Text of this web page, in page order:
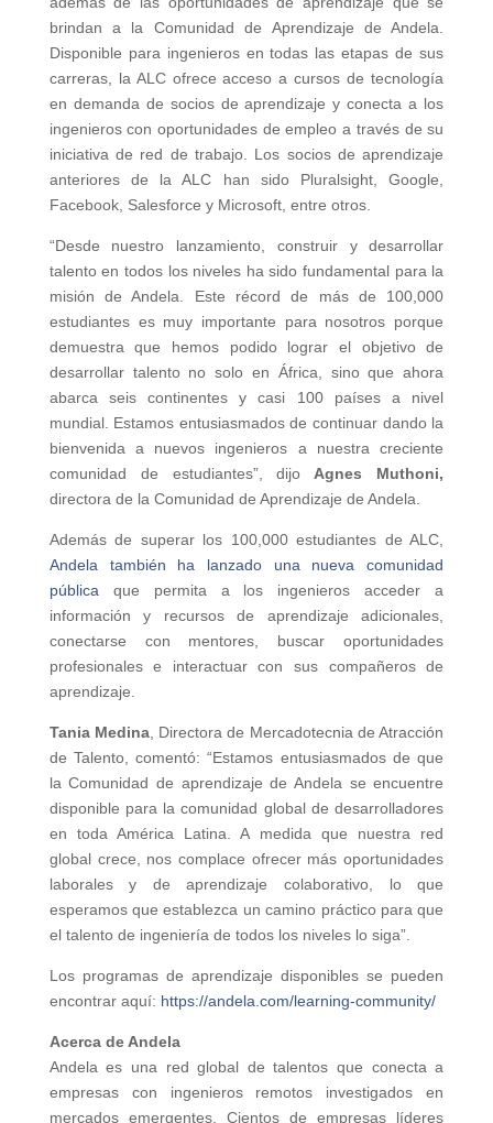
brindan a la Comunidad de Aprendizaje de Andela.
Disponible para ingenieros en todas las etapas de sus
carreras, la ALC ofrece acceso a cursos de tecnología
en demanda de socios de aprendizaje y conecta a los
ingenieros con oportunidades de empleo a través de su
iniciativa de red de trabajo. Los socios de aprendizaje
anteriores de la ALC han sido Pluralsight, Google,
Facebook, Salesforce y Microsoft, entre otros.
“Desde nuestro lanzamiento, construir y desarrollar
talento en todos los niveles ha sido fundamental para la
misión de Andela. Este récord de más de 100,000
estudiantes es muy importante para nosotros porque
demuestra que hemos podido lograr el objetivo de
desarrollar talento no solo en África, sino que ahora
abarca seis continentes y casi 100 países a nivel
mundial. Estamos entusiasmados de continuar dando la
bienvenida a nuevos ingenieros a nuestra creciente
comunidad de estudiantes”, dijo Agnes Muthoni,
directora de la Comunidad de Aprendizaje de Andela.
Además de superar los 100,000 estudiantes de ALC,
Andela también ha lanzado una nueva comunidad
pública que permita a los ingenieros acceder a
información y recursos de aprendizaje adicionales,
conectarse con mentores, buscar oportunidades
profesionales e interactuar con sus compañeros de
aprendizaje.
Tania Medina , Directora de Mercadotecnia de Atracción
de Talento, comentó: “Estamos entusiasmados de que
la Comunidad de aprendizaje de Andela se encuentre
disponible para la comunidad global de desarrolladores
en toda América Latina. A medida que nuestra red
global crece, nos complace ofrecer más oportunidades
laborales y de aprendizaje colaborativo, lo que
esperamos que establezca un camino práctico para que
el talento de ingeniería de todos los niveles lo siga”.
Los programas de aprendizaje disponibles se pueden
encontrar aquí: https://andela.com/learning-community/
Acerca de Andela
Andela es una red global de talentos que conecta a
empresas con ingenieros remotos investigados en
mercados emergentes. Cientos de empresas líderes